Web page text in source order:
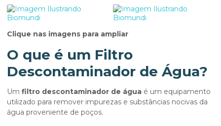
Clique nas imagens para ampliar
O que é um Filtro
Descontaminador de Água?
Um filtro descontaminador de água é um equipamento
utilizado para remover impurezas e substâncias nocivas da
água proveniente de poços.